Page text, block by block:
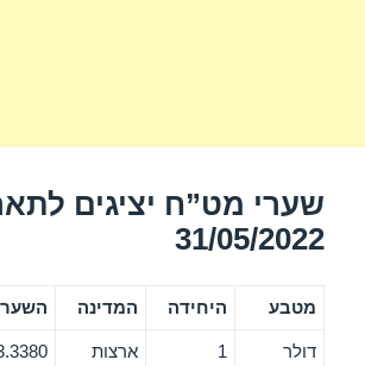
שערי מט”ח יציגים
31/05/2022
מטבע היחידה המדינה השער
דולר 1
ארצות